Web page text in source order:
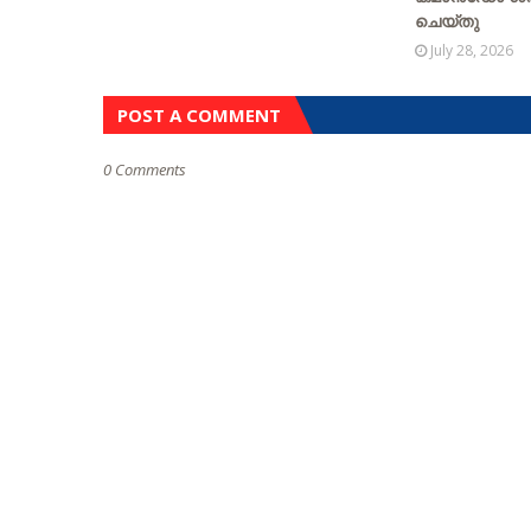
ചെയ്തു
July 28, 2026
POST A COMMENT
0 Comments